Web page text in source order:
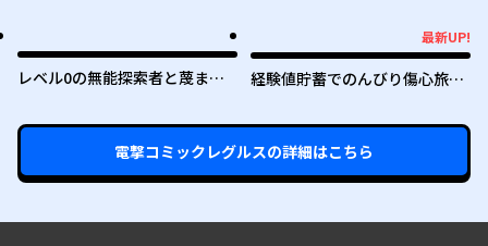
レベル0の無能探索者と蔑まれ
ンキング1位は謎の人～
最新UP!
経験値貯蓄でのんびり傷心旅行
の無自覚ざまぁ～
電撃コミックレグルスの詳細はこちら